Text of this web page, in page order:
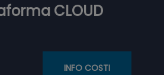
CLOUD
INFO COSTI